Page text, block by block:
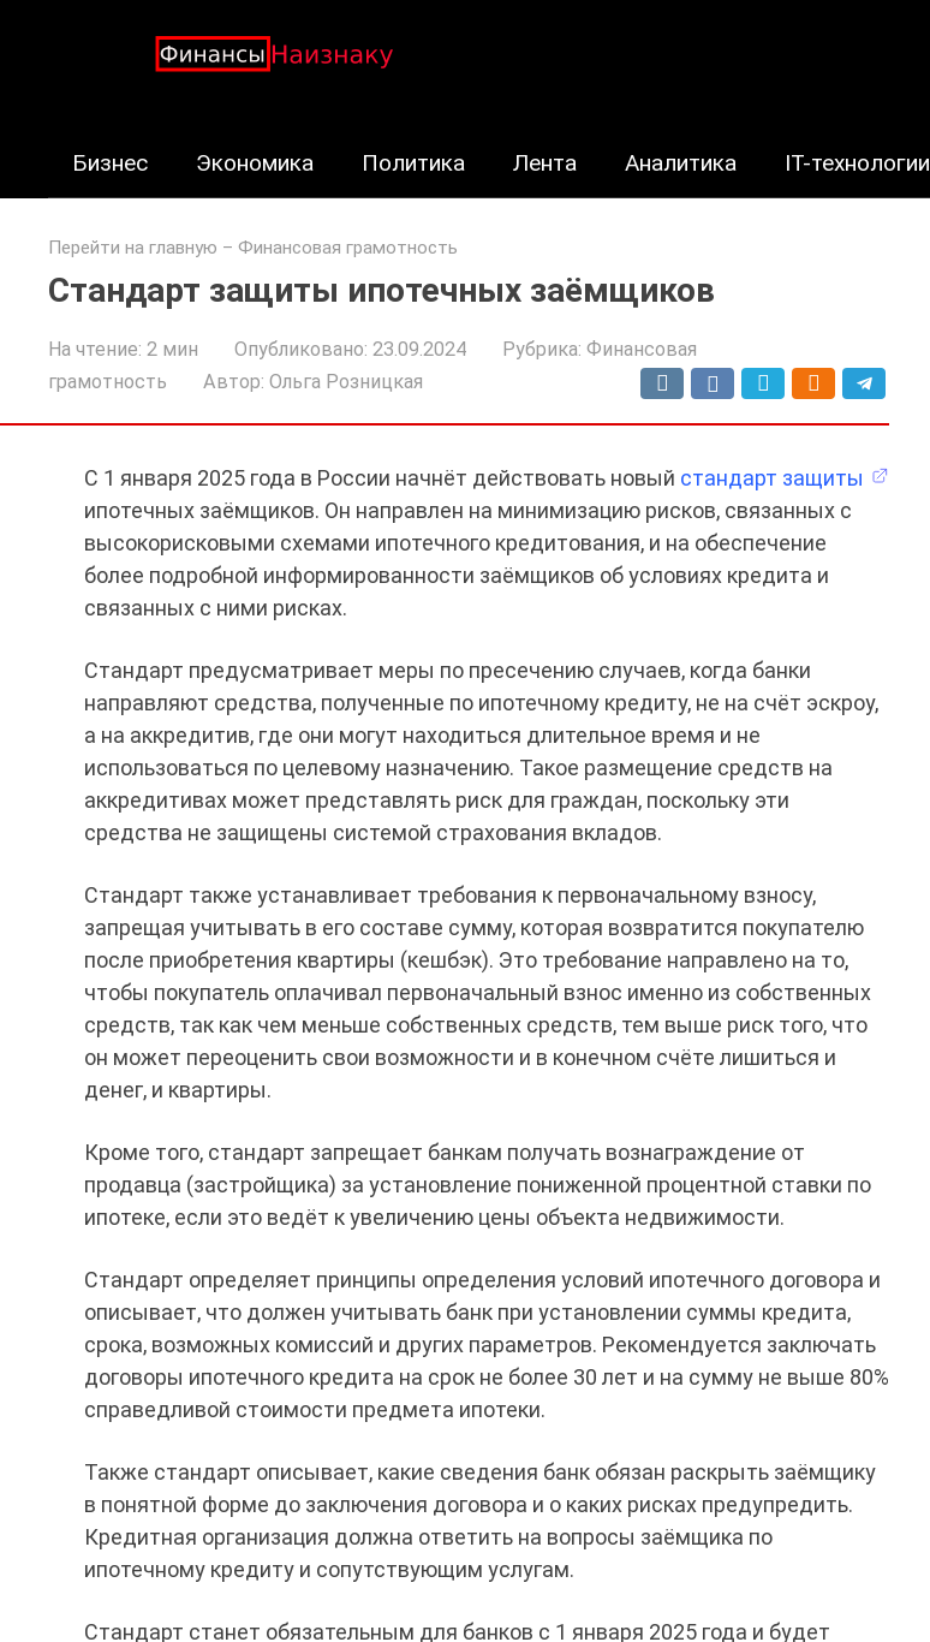
Бизнес Экономика Политика Лента Аналитика IT-технологии
Перейти на главную – Финансовая грамотность
Стандарт защиты ипотечных заёмщиков
На чтение: 2 мин Опубликовано: 23.09.2024 Рубрика: Финансовая
грамотность
Автор: Ольга Розницкая
С 1 января 2025 года в России начнёт действовать новый стандарт защиты
ипотечных заёмщиков. Он направлен на минимизацию рисков, связанных с
высокорисковыми схемами ипотечного кредитования, и на обеспечение
более подробной информированности заёмщиков об условиях кредита и
связанных с ними рисках.
Стандарт предусматривает меры по пресечению случаев, когда банки
направляют средства, полученные по ипотечному кредиту, не на счёт эскроу,
а на аккредитив, где они могут находиться длительное время и не
использоваться по целевому назначению. Такое размещение средств на
аккредитивах может представлять риск для граждан, поскольку эти
средства не защищены системой страхования вкладов.
Стандарт также устанавливает требования к первоначальному взносу,
запрещая учитывать в его составе сумму, которая возвратится покупателю
после приобретения квартиры (кешбэк). Это требование направлено на то,
чтобы покупатель оплачивал первоначальный взнос именно из собственных
средств, так как чем меньше собственных средств, тем выше риск того, что
он может переоценить свои возможности и в конечном счёте лишиться и
денег, и квартиры.
Кроме того, стандарт запрещает банкам получать вознаграждение от
продавца (застройщика) за установление пониженной процентной ставки по
ипотеке, если это ведёт к увеличению цены объекта недвижимости.
Стандарт определяет принципы определения условий ипотечного договора и
описывает, что должен учитывать банк при установлении суммы кредита,
срока, возможных комиссий и других параметров. Рекомендуется заключать
договоры ипотечного кредита на срок не более 30 лет и на сумму не выше 80%
справедливой стоимости предмета ипотеки.
Также стандарт описывает, какие сведения банк обязан раскрыть заёмщику
в понятной форме до заключения договора и о каких рисках предупредить.
Кредитная организация должна ответить на вопросы заёмщика по
ипотечному кредиту и сопутствующим услугам.
Стандарт станет обязательным для банков с 1 января 2025 года и будет